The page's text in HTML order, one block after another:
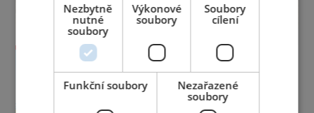
Nezbytně
nutné
soubory
Výkonové
soubory
Soubory
cílení
Funkční soubory
Nezařazené
soubory